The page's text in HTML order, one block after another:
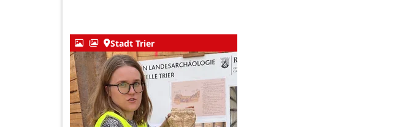
Stadt Trier